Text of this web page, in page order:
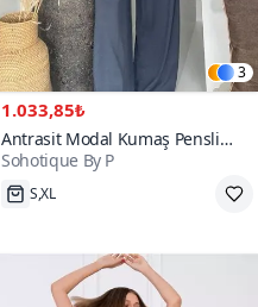
3
1.033,85₺
Antrasit Modal Kumaş Pensli
Pantolon
Sohotique By P
S,XL